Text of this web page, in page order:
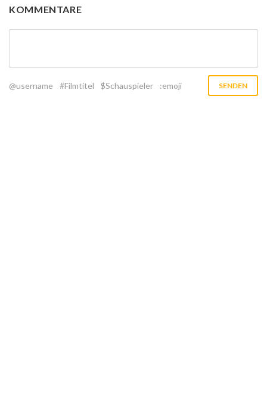
KOMMENTARE
@username #Filmtitel $Schauspieler :emoji